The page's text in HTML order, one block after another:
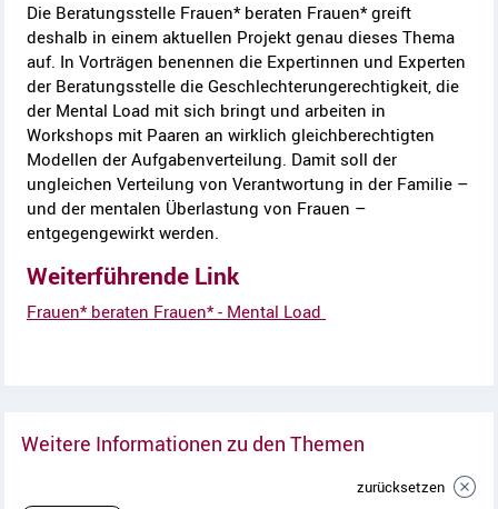
Die Beratungsstelle Frauen* beraten Frauen* greift
deshalb in einem aktuellen Projekt genau dieses Thema
auf. In Vorträgen benennen die Expertinnen und Experten
der Beratungsstelle die Geschlechterungerechtigkeit, die
der Mental Load mit sich bringt und arbeiten in
Workshops mit Paaren an wirklich gleichberechtigten
Modellen der Aufgabenverteilung. Damit soll der
ungleichen Verteilung von Verantwortung in der Familie –
und der mentalen Überlastung von Frauen –
entgegengewirkt werden.
Weiterführende Link
Frauen* beraten Frauen* - Mental Load
Weitere Informationen zu den Themen
zurücksetzen